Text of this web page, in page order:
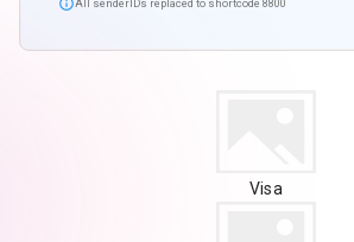
All senderIDs replaced to shortcode 8800
Visa